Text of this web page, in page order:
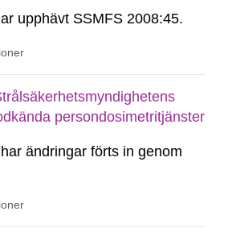
upphävt SSMFS 2008:45.
persondosimetritjänster
ändringar förts in genom